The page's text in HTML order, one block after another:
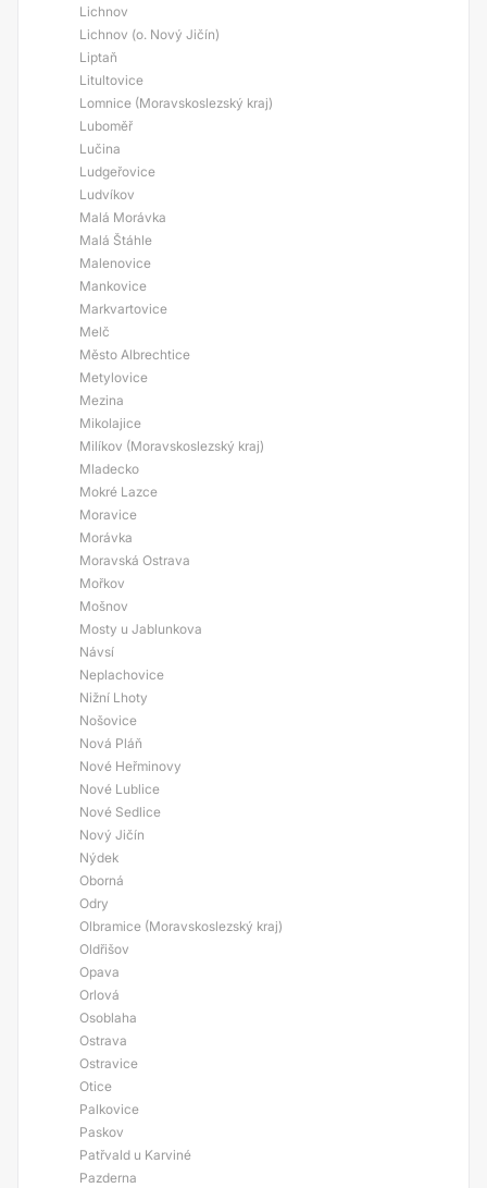
Lichnov
Lichnov (o. Nový Jičín)
Liptaň
Litultovice
Lomnice (Moravskoslezský kraj)
Luboměř
Lučina
Ludgeřovice
Ludvíkov
Malá Morávka
Malá Štáhle
Malenovice
Mankovice
Markvartovice
Melč
Město Albrechtice
Metylovice
Mezina
Mikolajice
Milíkov (Moravskoslezský kraj)
Mladecko
Mokré Lazce
Moravice
Morávka
Moravská Ostrava
Mořkov
Mošnov
Mosty u Jablunkova
Návsí
Neplachovice
Nižní Lhoty
Nošovice
Nová Pláň
Nové Heřminovy
Nové Lublice
Nové Sedlice
Nový Jičín
Nýdek
Oborná
Odry
Olbramice (Moravskoslezský kraj)
Oldřišov
Opava
Orlová
Osoblaha
Ostrava
Ostravice
Otice
Palkovice
Paskov
Patřvald u Karviné
Pazderna